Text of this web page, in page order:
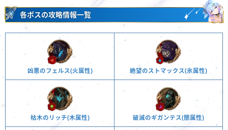
各ボスの攻略情報一覧
凶悪のフェルス(火属性) 絶望のストマックス(氷属性)
枯木のリッチ(木属性) 破滅のギガンテス(闇属性)